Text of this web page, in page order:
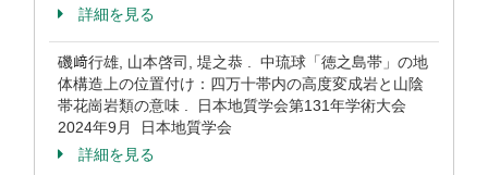
詳細を見る
磯﨑行雄, 山本啓司, 堤之恭 . 中琉球「徳之島帯」の地
体構造上の位置付け：四万十帯内の高度変成岩と山陰
帯花崗岩類の意味 . 日本地質学会第131年学術大会
2024年9月 日本地質学会
詳細を見る